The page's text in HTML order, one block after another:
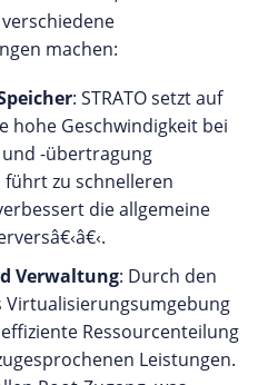
machen:
: STRATO setzt auf
hohe Geschwindigkeit bei
-übertragung
führt zu schnelleren
die allgemeine
Verwaltung: Durch den
Virtualisierungsumgebung
effiziente Ressourcenteilung
Leistungen.